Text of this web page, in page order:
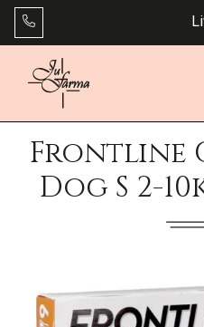
Frontline
Dog S 2-